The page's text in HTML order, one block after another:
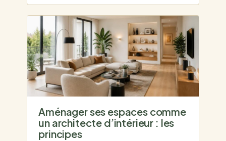
Aménager ses espaces comme
un architecte d’intérieur : les
principes